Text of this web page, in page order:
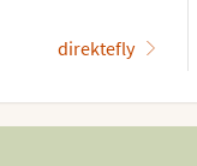
direktefly